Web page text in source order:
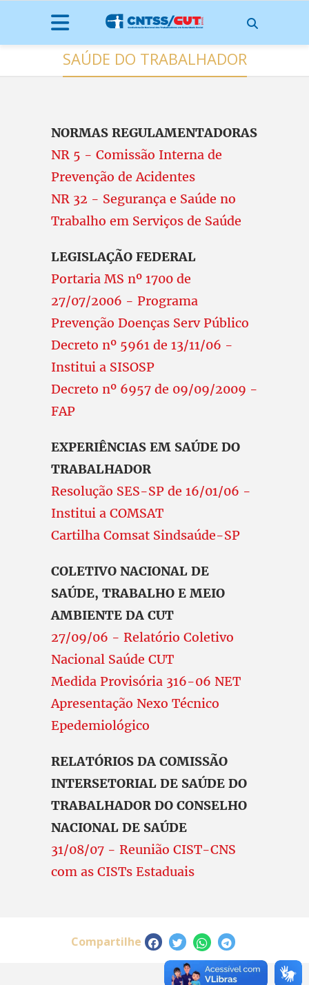
SAÚDE DO TRABALHADOR
NORMAS REGULAMENTADORAS
NR 5 - Comissão Interna de
Prevenção de Acidentes
NR 32 - Segurança e Saúde no
Trabalho em Serviços de Saúde
LEGISLAÇÃO FEDERAL
Portaria MS nº 1700 de
27/07/2006 - Programa
Prevenção Doenças Serv Público
Decreto nº 5961 de 13/11/06 -
Institui a SISOSP
Decreto nº 6957 de 09/09/2009 -
FAP
EXPERIÊNCIAS EM SAÚDE DO
TRABALHADOR
Resolução SES-SP de 16/01/06 -
Institui a COMSAT
Cartilha Comsat Sindsaúde-SP
COLETIVO NACIONAL DE
SAÚDE, TRABALHO E MEIO
AMBIENTE DA CUT
27/09/06 - Relatório Coletivo
Nacional Saúde CUT
Medida Provisória 316-06 NET
Apresentação Nexo Técnico
Epedemiológico
RELATÓRIOS DA COMISSÃO
INTERSETORIAL DE SAÚDE DO
TRABALHADOR DO CONSELHO
NACIONAL DE SAÚDE
31/08/07 - Reunião CIST-CNS
com as CISTs Estaduais
Compartilhe